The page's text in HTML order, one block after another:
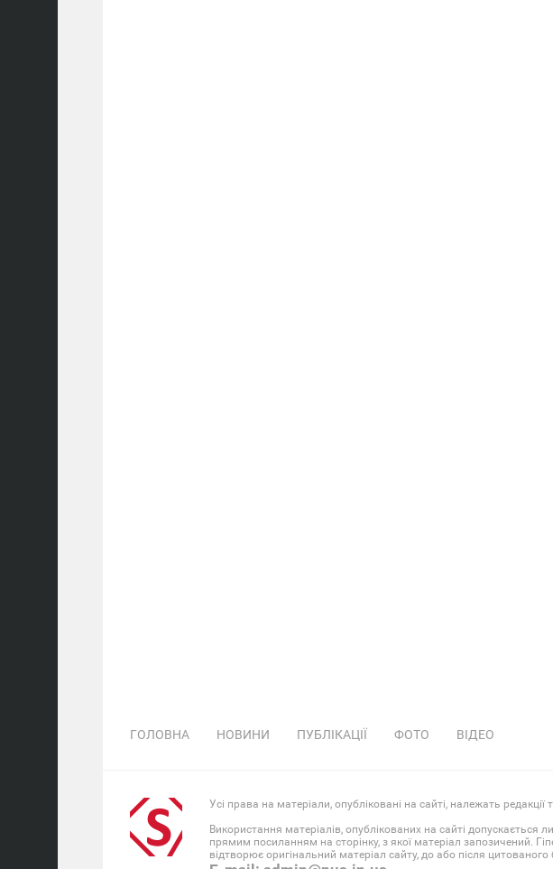
ГОЛОВНА НОВИНИ ПУБЛІКАЦІЇ ФОТО ВІДЕО
Усі права на матеріали, опубліковані на сайті, належать
Використання матеріалів, опублікованих на сайті
прямим посиланням на сторінку, з якої матеріал запозичений.
відтворює оригінальний матеріал сайту, до або після цитованого